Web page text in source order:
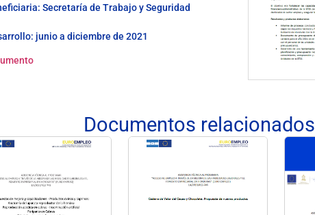
Secretaría de Trabajo y Seguridad
junio a diciembre de 2021
Documentos relacionados